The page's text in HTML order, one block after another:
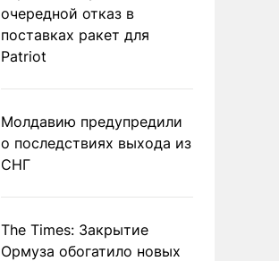
очередной отказ в
поставках ракет для
Patriot
Молдавию предупредили
о последствиях выхода из
СНГ
The Times: Закрытие
Ормуза обогатило новых